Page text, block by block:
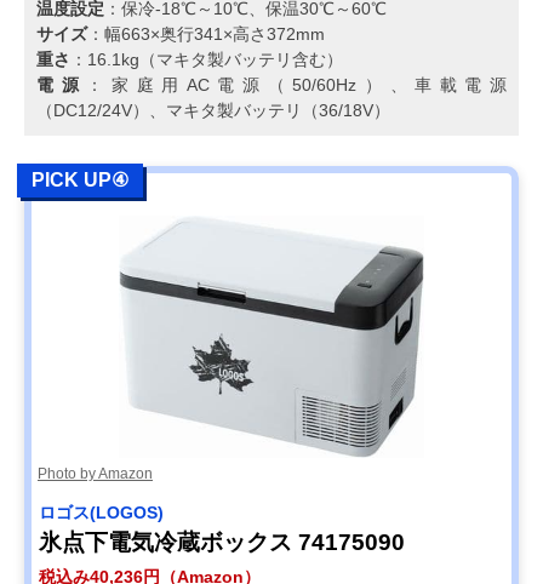
温度設定 ：保冷-18℃～10℃、保温30℃～60℃
サイズ：幅663×奥行341×高さ372mm
重さ ：16.1kg（マキタ製バッテリ含む）
電源
：家庭用AC電源（50/60Hz）、車載電源
（DC12/24V）、マキタ製バッテリ（36/18V）
PICK UP④
Photo by Amazon
ロゴス(LOGOS)
氷点下電気冷蔵ボックス 74175090
税込み40,236円（Amazon）